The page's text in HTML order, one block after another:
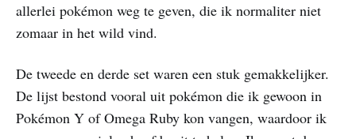
allerlei pokémon weg te geven, die ik normaliter niet
zomaar in het wild vind.
De tweede en derde set waren een stuk gemakkelijker.
De lijst bestond vooral uit pokémon die ik gewoon in
Pokémon Y of Omega Ruby kon vangen, waardoor ik